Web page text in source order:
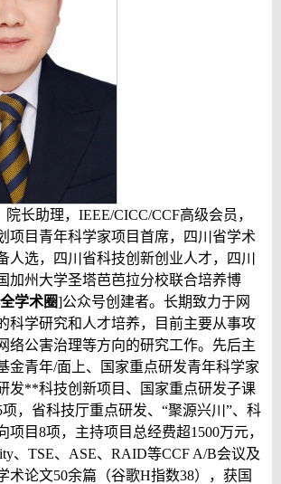
长助理， IEEE/CICC/CCF高级会员，
项目青年科学家项目首席，四川省学术
人选，四川省科技创新创业人才，四川
加州大学圣塔芭芭拉分校联合培养博
学术圈]公众号创建者。长期致力于网
科学研究和人才培养，目前主要从事攻
络公害治理等方向的研究工作。先后主
金青年/面上、国家重点研发青年科学家
发**科技创新项目、国家重点研发子课
项，省科技厅重点研发、 “聚源兴川 ”、科
项目8项，主持项目总经费超1500万元，
、 TSE、 ASE、 RAID等CCF A/B会议及
术论文50余篇（谷歌H指数38），获国